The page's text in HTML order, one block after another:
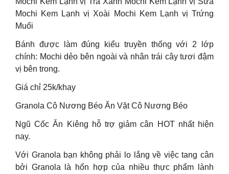
Mochi Kem Lạnh vị Xoài Mochi Kem Lạnh vị Trứng
Muối
Bánh được làm đúng kiểu truyền thống với 2 lớp
chính: Mochi dẻo bên ngoài và nhân trái cây tươi đậm
vị bên trong.
Giá chỉ 25k/khay
Granola Cô Nương Béo Ăn Vặt Cô Nương Béo
Ngũ Cốc Ăn Kiêng hỗ trợ giảm cân HOT nhất hiện
nay.
Với Granola bạn không phải lo lắng về việc tang cân
bởi Granola là hổn hợp của nhiều thực phẩm lành